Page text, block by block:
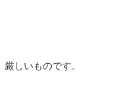
しいものです。